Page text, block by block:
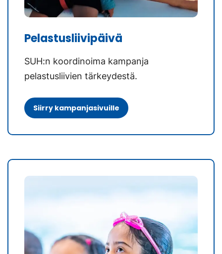
Pelastusliivipäivä
SUH:n koordinoima kampanja
pelastusliivien tärkeydestä.
Siirry kampanjasivuille